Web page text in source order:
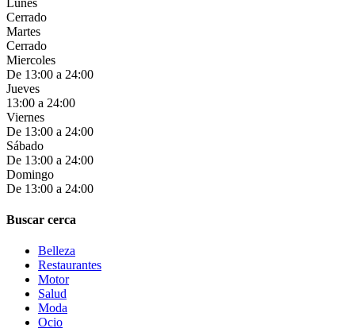
Cerrado
Martes
Cerrado
Miercoles
De 13:00 a 24:00
Jueves
13:00 a 24:00
Viernes
De 13:00 a 24:00
Sábado
De 13:00 a 24:00
Domingo
De 13:00 a 24:00
Buscar cerca
Belleza
Restaurantes
Motor
Salud
Moda
Ocio